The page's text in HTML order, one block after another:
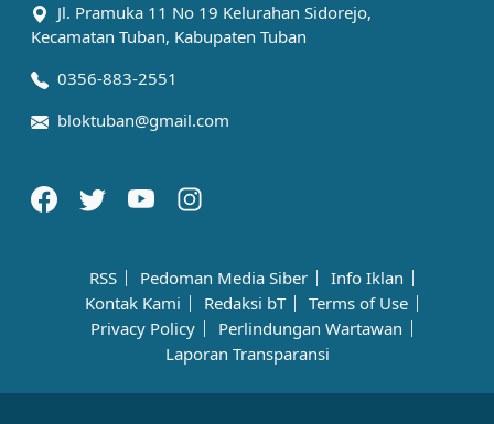
Jl. Pramuka 11 No 19 Kelurahan Sidorejo,
Kecamatan Tuban, Kabupaten Tuban
0356-883-2551
bloktuban@gmail.com
RSS Pedoman Media Siber
Info Iklan
Kontak Kami
Redaksi bT
Terms of Use
Privacy Policy
Perlindungan Wartawan
Laporan Transparansi